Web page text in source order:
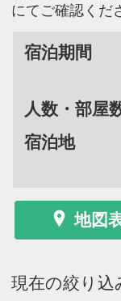
にてご確認くだ
宿泊期間
人数・部屋
宿泊地
地図
現在の絞り込